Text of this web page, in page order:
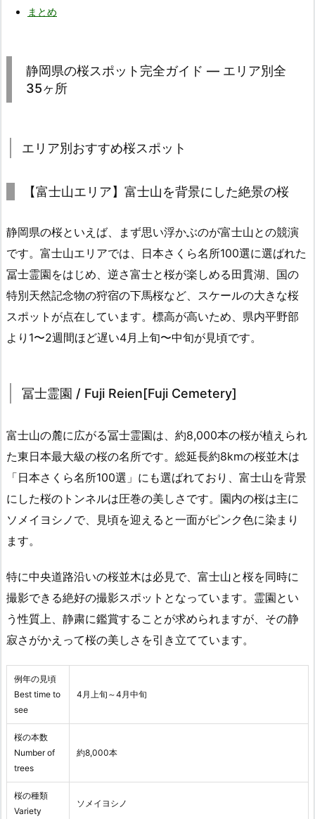
まとめ
静岡県の桜スポット完全ガイド ― エリア別全
35ヶ所
エリア別おすすめ桜スポット
【富士山エリア】富士山を背景にした絶景の桜
静岡県の桜といえば、まず思い浮かぶのが富士山との競演
です。富士山エリアでは、日本さくら名所100選に選ばれた
冨士霊園をはじめ、逆さ富士と桜が楽しめる田貫湖、国の
特別天然記念物の狩宿の下馬桜など、スケールの大きな桜
スポットが点在しています。標高が高いため、県内平野部
より1〜2週間ほど遅い4月上旬〜中旬が見頃です。
冨士霊園 / Fuji Reien[Fuji Cemetery]
富士山の麓に広がる冨士霊園は、約8,000本の桜が植えられ
た東日本最大級の桜の名所です。総延長約8kmの桜並木は
「日本さくら名所100選」にも選ばれており、富士山を背景
にした桜のトンネルは圧巻の美しさです。園内の桜は主に
ソメイヨシノで、見頃を迎えると一面がピンク色に染まり
ます。
特に中央道路沿いの桜並木は必見で、富士山と桜を同時に
撮影できる絶好の撮影スポットとなっています。霊園とい
う性質上、静粛に鑑賞することが求められますが、その静
寂さがかえって桜の美しさを引き立てています。
例年の見頃
Best time to
see
4月上旬～4月中旬
桜の本数
Number of
trees
約8,000本
桜の種類
Variety
ソメイヨシノ